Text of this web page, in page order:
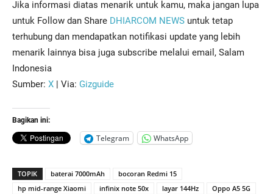
Jika informasi diatas menarik untuk kamu, maka jangan lupa
untuk Follow dan Share DHIARCOM NEWS untuk tetap
terhubung dan mendapatkan notifikasi update yang lebih
menarik lainnya bisa juga subscribe melalui email, Salam
Indonesia
Sumber: X | Via: Gizguide
Bagikan ini:
Telegram WhatsApp
TOPIK baterai 7000mAh
bocoran Redmi 15
hp mid-range Xiaomi
infinix note 50x layar 144Hz
Oppo A5 5G